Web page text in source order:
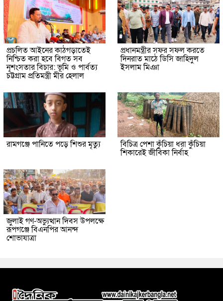
প্রচলিত আইনের কাঠগড়াতেই
নিশ্চিত করা হবে বিগত সব
নৃশংসতার বিচার: ভূমি ও পার্বত্য
চট্টগ্রাম প্রতিমন্ত্রী মীর হেলাল
প্রধানমন্ত্রীর সফর সফল করতে
দিনরাত মাঠে ডিসি জাহিদুল
ইসলাম মিঞা
রামগঞ্জে পানিতে পড়ে শিশুর মৃত্যু বিচিত্র পেশা কুঁচিয়া ধরা কুঁচিয়া
শিকারেই জীবিকা নির্বাহ
জুলাই গণ-অভ্যুত্থান দিবস উপলক্ষে
রূপগঞ্জে বিএনপির আনন্দ
শোভাযাত্রা